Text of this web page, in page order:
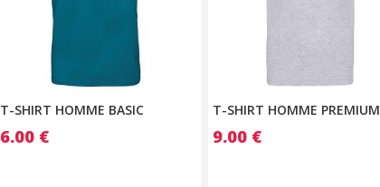
T-SHIRT HOMME BASIC
6.00 €
T-SHIRT HOMME PREMIUM
9.00 €